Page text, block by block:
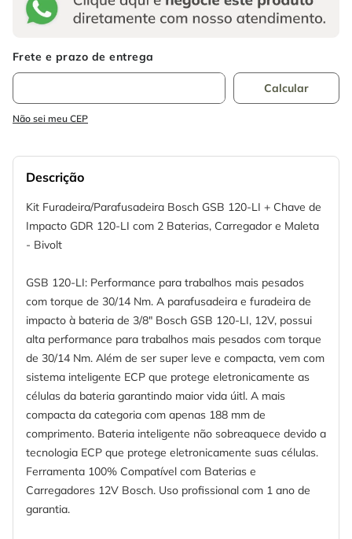
Não sei meu CEP
Descrição
Kit Furadeira/Parafusadeira Bosch GSB 120-LI + Chave de
Impacto GDR 120-LI com 2 Baterias, Carregador e Maleta
- Bivolt
GSB 120-LI: Performance para trabalhos mais pesados
com torque de 30/14 Nm. A parafusadeira e furadeira de
impacto à bateria de 3/8" Bosch GSB 120-LI, 12V, possui
alta performance para trabalhos mais pesados com torque
de 30/14 Nm. Além de ser super leve e compacta, vem com
sistema inteligente ECP que protege eletronicamente as
células da bateria garantindo maior vida úitl. A mais
compacta da categoria com apenas 188 mm de
comprimento. Bateria inteligente não sobreaquece devido a
tecnologia ECP que protege eletronicamente suas células.
Ferramenta 100% Compatível com Baterias e
Carregadores 12V Bosch. Uso profissional com 1 ano de
garantia.